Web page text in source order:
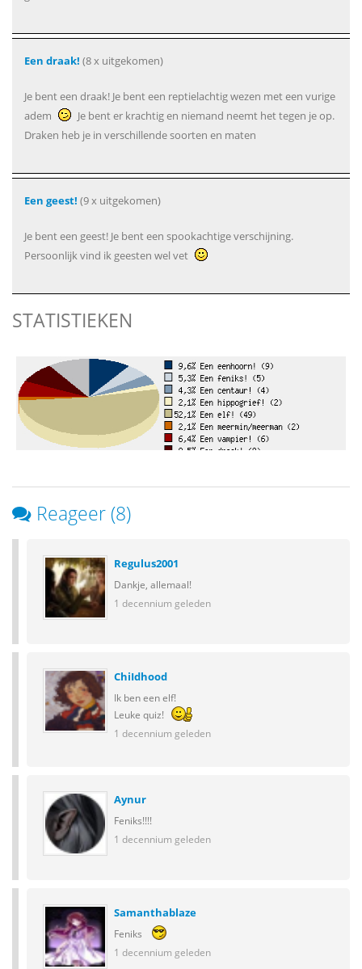
Een draak! (8 x uitgekomen)
Je bent een draak! Je bent een reptielachtig wezen met een vurige
adem
Je bent er krachtig en niemand neemt het tegen je op.
Draken heb je in verschillende soorten en maten
Een geest! (9 x uitgekomen)
Je bent een geest! Je bent een spookachtige verschijning.
Persoonlijk vind ik geesten wel vet
STATISTIEKEN
Reageer (8)
Regulus2001
Dankje, allemaal!
1 decennium geleden
ChiIdhood
Ik ben een elf!
Leuke quiz!
1 decennium geleden
Aynur
Feniks!!!!
1 decennium geleden
Samanthablaze
Feniks
1 decennium geleden